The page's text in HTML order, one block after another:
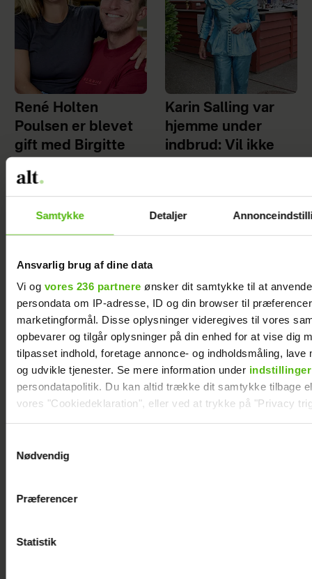
Samtykke Detaljer
Ansvarlig brug af dine data
Vi og vores 236 partnere ønsker dit samtykke til at
persondata om IP-adresse, ID og din browser til
marketingformål. Disse oplysninger videregives til vores
opbevarer og tilgår oplysninger på din enhed for at vise dig
tilpasset indhold, foretage annonce- og indholdsmåling, lave
og udvikle tjenester. Se mere information under indstillinger
persondatapolitik. Du kan altid trække dit samtykke tilbage
vores "Cookiedeklaration", eller ved at trykke på "Privacy
Vi anvender egne cookies og cookies fra tredjeparter til at
generere statistik og huske dine præferencer samt til brug
Nødvendig
Præferencer
Statistik
René Holten
Poulsen er blevet
gift med Birgitte
Karin Salling var
hjemme under
indbrud: Vil ikke